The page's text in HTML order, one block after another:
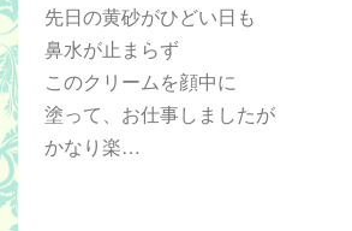
先日の黄砂がひどい日も
鼻水が止まらず
このクリームを顔中に
塗って、お仕事しましたが
かなり楽…